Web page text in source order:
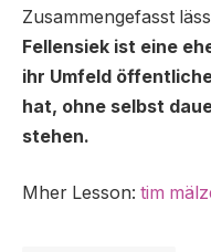
Zusammengefasst
Fellensiek ist eine
ihr Umfeld
hat, ohne selbst
stehen.
Mher Lesson: tim